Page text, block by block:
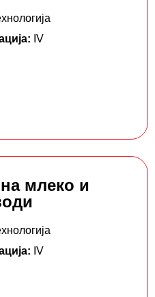
IV
млеко и
IV